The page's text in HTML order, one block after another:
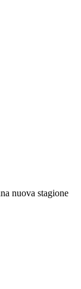
nuova stagione